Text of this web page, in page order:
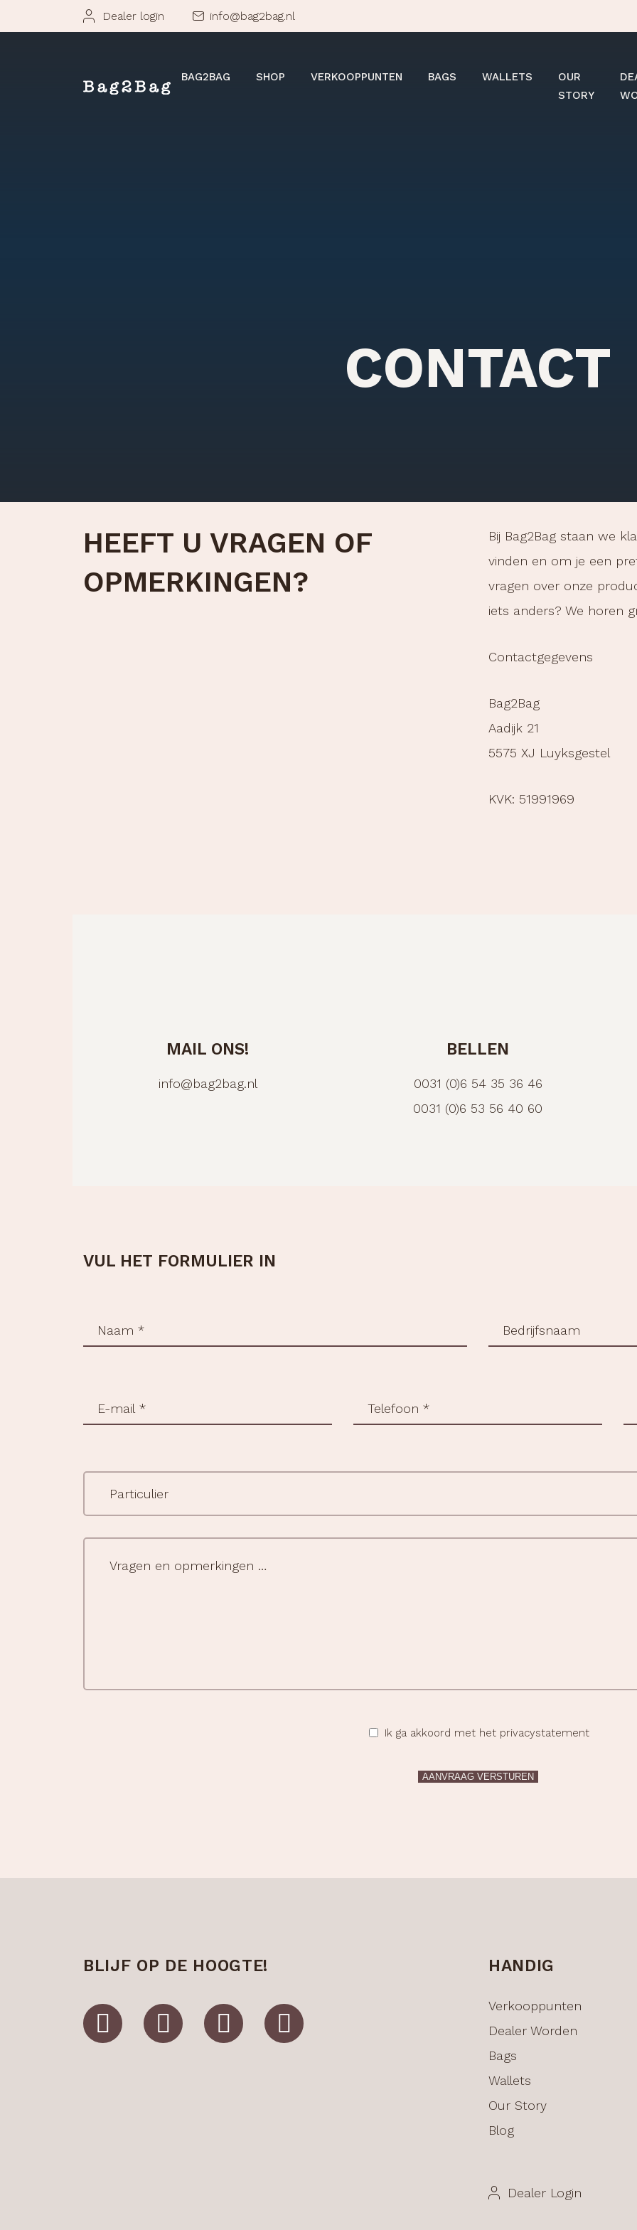
Dealer login info@bag2bag.nl
BAG2BAG SHOP VERKOOPPUNTEN BAGS WALLETS
OUR
STORY
CONTACT
HEEFT U VRAGEN OF
OPMERKINGEN?
Bij Bag2Bag staan we
vinden en om je een
vragen over onze
iets anders? We horen
Contactgegevens
Bag2Bag
Aadijk 21
5575 XJ Luyksgestel
KVK: 51991969
MAIL ONS!
info@bag2bag.nl
BELLEN
0031 (0)6 54 35 36 46
0031 (0)6 53 56 40 60
VUL HET FORMULIER IN
Naam Bedrijfsnaam
mail
Telefoon
*
Ik ga akkoord met het privacystatement
BLIJF OP DE HOOGTE! HANDIG
Verkooppunten
Dealer Worden
Bags
Wallets
Our Story
Blog
Dealer Login